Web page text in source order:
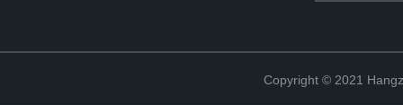
Copyright © 2021